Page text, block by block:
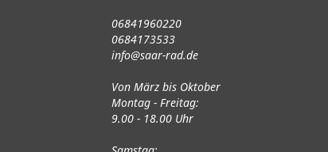
06841960220
0684173533
info@saar-rad.de
Von März bis Oktober
Montag - Freitag:
9.00 - 18.00 Uhr